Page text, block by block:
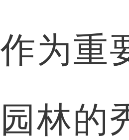
重要
林的